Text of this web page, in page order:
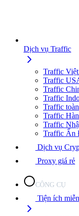
Dịch vụ Traffic
Traffic
Traffic
Traffic
Traffic
Traffic
Traffic
Traffic
Traffic Ấn
Dịch vụ
Proxy giá rẻ
CÔNG CỤ
Tiện ích